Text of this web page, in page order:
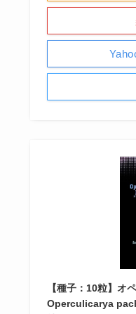
【種子：10粒】オ
Operculicarya